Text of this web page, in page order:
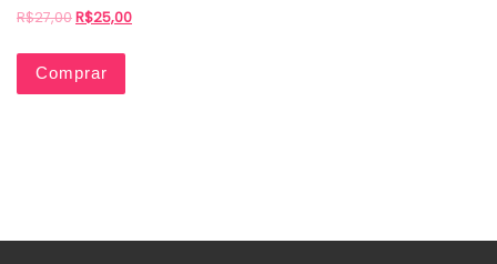
R$27,00R$25,00
Comprar